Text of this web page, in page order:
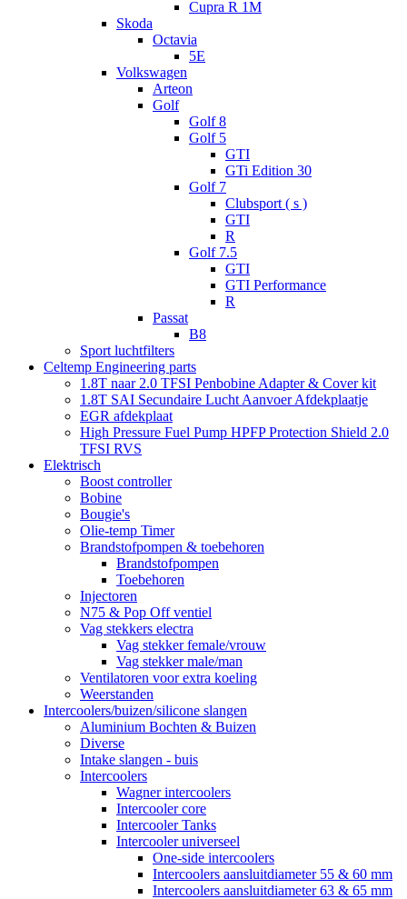
Cupra R 1M
Skoda
Octavia
5E
Volkswagen
Arteon
Golf
Golf 8
Golf 5
GTI
GTi Edition 30
Golf 7
Clubsport ( s )
GTI
R
Golf 7.5
GTI
GTI Performance
R
Passat
B8
Sport luchtfilters
Celtemp Engineering parts
1.8T naar 2.0 TFSI Penbobine Adapter & Cover kit
1.8T SAI Secundaire Lucht Aanvoer Afdekplaatje
EGR afdekplaat
High Pressure Fuel Pump HPFP Protection Shield 2.0
TFSI RVS
Elektrisch
Boost controller
Bobine
Bougie's
Olie-temp Timer
Brandstofpompen & toebehoren
Brandstofpompen
Toebehoren
Injectoren
N75 & Pop Off ventiel
Vag stekkers electra
Vag stekker female/vrouw
Vag stekker male/man
Ventilatoren voor extra koeling
Weerstanden
Intercoolers/buizen/silicone slangen
Aluminium Bochten & Buizen
Diverse
Intake slangen - buis
Intercoolers
Wagner intercoolers
Intercooler core
Intercooler Tanks
Intercooler universeel
One-side intercoolers
Intercoolers aansluitdiameter 55 & 60 mm
Intercoolers aansluitdiameter 63 & 65 mm